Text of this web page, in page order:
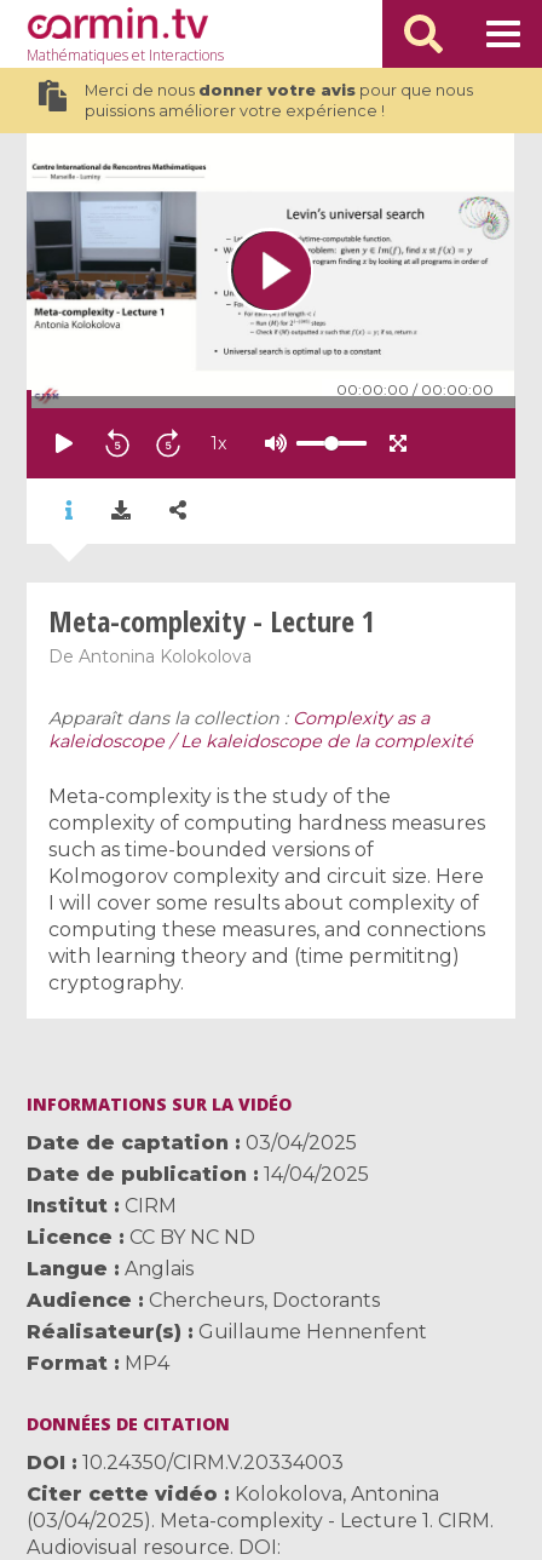
Mathématiqueset Interactions
Merci de nous donner votre avispour que nous
puissions améliorer votre expérience !
00:00:00 / 00:00:00
1x
Meta-complexity - Lecture 1
DeAntonina Kolokolova
Apparaît dans la collection : Complexity as a
kaleidoscope / Le kaleidoscope de la complexité
Meta-complexity is the study of the
complexity of computing hardness measures
such as time-bounded versions of
Kolmogorov complexity and circuit size. Here
I will cover some results about complexity of
computing these measures, and connections
with learning theory and (time permititng)
cryptography.
INFORMATIONS SUR LA VIDÉO
Date de captation
03/04/2025
Date de publication
14/04/2025
Institut
CIRM
Licence
CC BY NC ND
Langue
Anglais
Audience
Chercheurs, Doctorants
Réalisateur(s)
Guillaume Hennenfent
Format
MP4
DONNÉES DE CITATION
DOI
10.24350/CIRM.V.20334003
Citer cette vidéo
Kolokolova, Antonina
(03/04/2025). Meta-complexity - Lecture 1. CIRM.
Audiovisual resource. DOI: